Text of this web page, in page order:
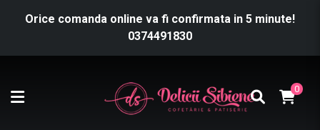
Orice comanda online va fi confirmata in 5 minute!
0374491830
0